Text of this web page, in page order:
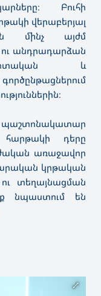
Բուհի
վերաբերյալ
մինչ այժմ
անդրադարձան
և
պաշտոնակատար
հարթակի դերը
առաջավոր
կրթական
ու տեղայնացման
նպաստում են